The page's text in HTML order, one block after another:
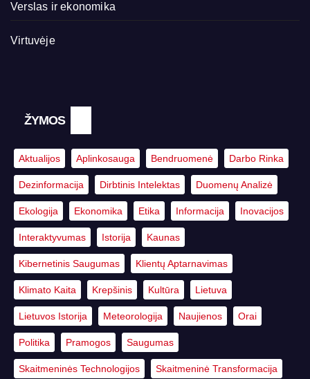
Verslas ir ekonomika
Virtuvėje
ŽYMOS
Aktualijos Aplinkosauga Bendruomenė Darbo Rinka
Dezinformacija Dirbtinis Intelektas Duomenų Analizė
Ekologija Ekonomika Etika Informacija Inovacijos
Interaktyvumas Istorija Kaunas
Kibernetinis Saugumas Klientų Aptarnavimas
Klimato Kaita Krepšinis Kultūra Lietuva
Lietuvos Istorija Meteorologija Naujienos Orai
Politika Pramogos Saugumas
Skaitmeninės Technologijos Skaitmeninė Transformacija